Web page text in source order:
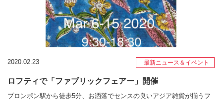
2020.02.23 最新ニュース＆イベント
ロフティで「ファブリックフェアー」開催
プロンポン駅から徒歩5分、お洒落でセンスの良いアジア雑貨が揃うフ